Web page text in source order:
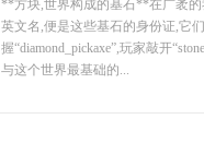
**方块,世界构成的基石**在广袤的
英文名,便是这些基石的身份证,它
握“diamond_pickaxe”,玩家敲开
与这个世界最基础的...